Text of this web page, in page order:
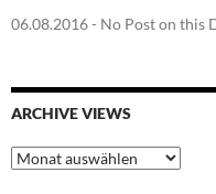
06.08.2016- No Post on this
ARCHIVE VIEWS
Archive
Views